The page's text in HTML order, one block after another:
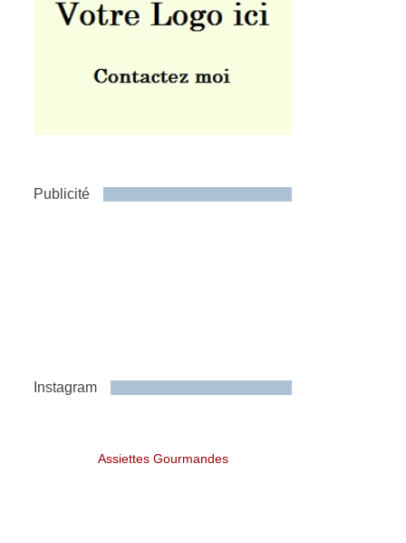
Publicité
Instagram
Assiettes Gourmandes